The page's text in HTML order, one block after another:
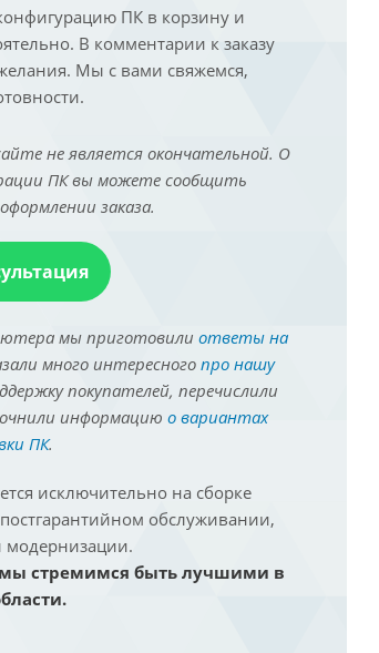
ПК в корзину и
В комментарии к заказу
Мы с вами свяжемся,
не является окончательной. О
ПК вы можете сообщить
заказа.
мы приготовили ответы на
много интересного про нашу
покупателей, перечислили
информацию о вариантах
ПК.
исключительно на сборке
обслуживании,
модернизации.
мы стремимся быть лучшими в